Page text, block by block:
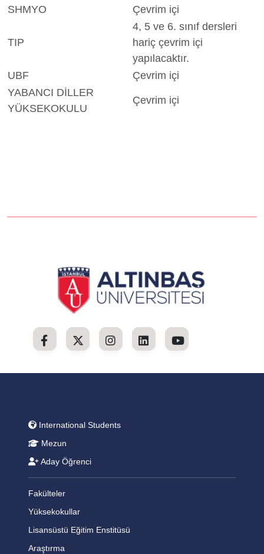
SHMYO
Çevrim içi
TIP
4, 5 ve 6. sınıf dersleri
hariç çevrim içi
yapılacaktır.
UBF
Çevrim içi
YABANCI DİLLER
YÜKSEKOKULU
Çevrim içi
International Students
Mezun
Aday Öğrenci
Fakülteler
Yüksekokullar
Lisansüstü Eğitim Enstitüsü
Araştırma